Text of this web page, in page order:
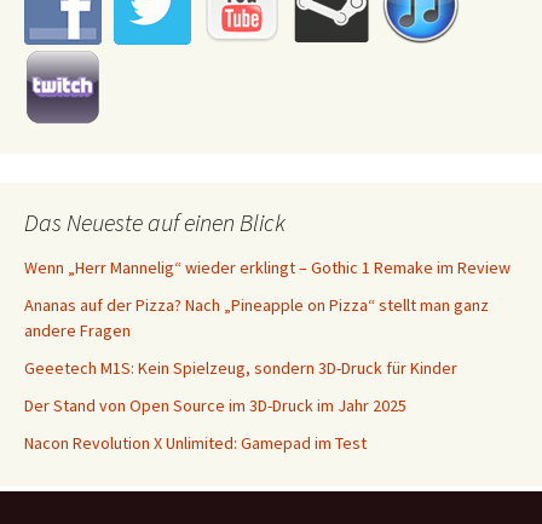
Das Neueste auf einen Blick
Wenn „Herr Mannelig“ wieder erklingt – Gothic 1 Remake im Review
Ananas auf der Pizza? Nach „Pineapple on Pizza“ stellt man ganz
andere Fragen
Geeetech M1S: Kein Spielzeug, sondern 3D-Druck für Kinder
Der Stand von Open Source im 3D-Druck im Jahr 2025
Nacon Revolution X Unlimited: Gamepad im Test